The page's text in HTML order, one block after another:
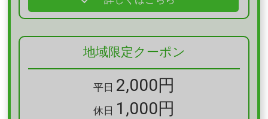
2022/12/16
年内分
ウト）分を販売再開
地域限定クーポン
平日 2,000円
休日 1,000円